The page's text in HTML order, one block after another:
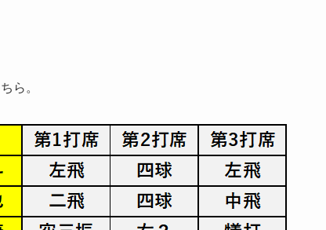
ら。